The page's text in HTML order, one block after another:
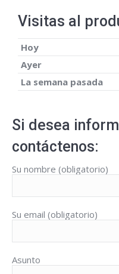
Visitas al
Hoy
Ayer
La semana pasada
Si desea
contáctenos:
Su nombre (obligatorio)
Su email (obligatorio)
Asunto